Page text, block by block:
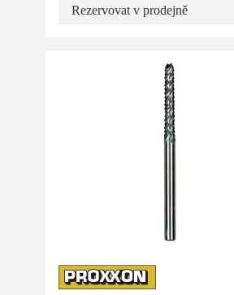
Rezervovat v prodejně